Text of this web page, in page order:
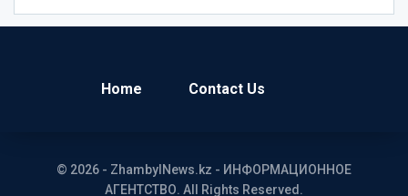
Home Contact Us
© 2026 - ZhambylNews.kz - ИНФОРМАЦИОННОЕ
АГЕНТСТВО. All Rights Reserved.